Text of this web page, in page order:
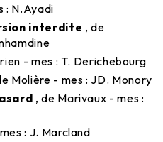
: N.Ayadi
interdite , de
- mes : T. Derichebourg
Molière - mes : JD. Monory
, de Marivaux - mes :
: J. Marcland